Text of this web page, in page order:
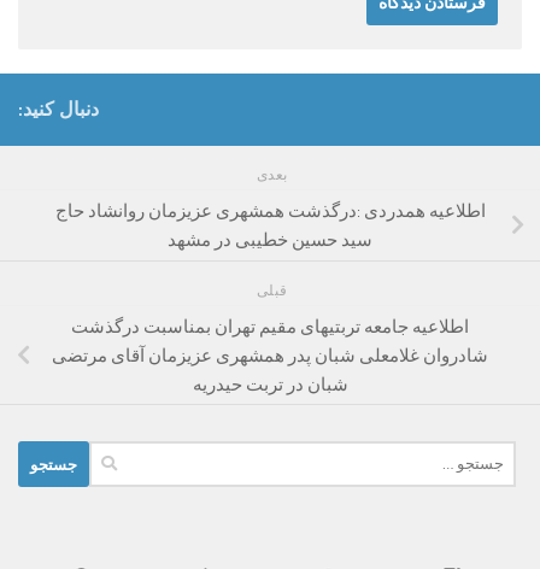
دنبال کنید:
بعدی
اطلاعیه همدردی :درگذشت همشهری عزیزمان روانشاد حاج
سید حسین خطیبی در مشهد
قبلی
اطلاعیه جامعه تربتیهای مقیم تهران بمناسبت درگذشت
شادروان غلامعلی شبان پدر همشهری عزیزمان آقای مرتضی
شبان در تربت حیدریه
برای: